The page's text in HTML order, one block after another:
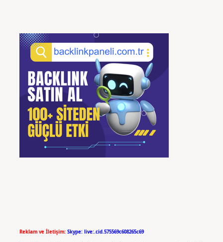
Reklam ve İletişim: Skype: live:.cid.575569c608265c69